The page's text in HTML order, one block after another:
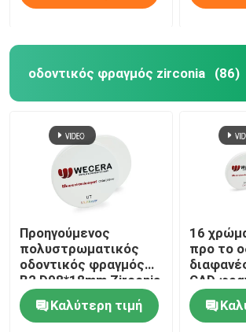
οδοντικός φραγμός zirconia (86)
Προηγούμενος
πολυστρωματικός
οδοντικός φραγμός
B2 D98*18mm Zirconia
για την αισθητική
αποκατάσταση
Καλύτερη τιμή
16
προ το
CAD